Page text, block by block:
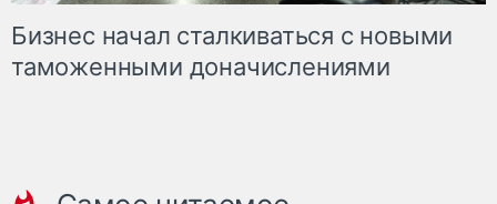
Бизнес начал сталкиваться с новыми
таможенными доначислениями